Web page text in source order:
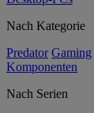
Nach Kategorie
Predator Gaming
Komponenten
Nach Serien